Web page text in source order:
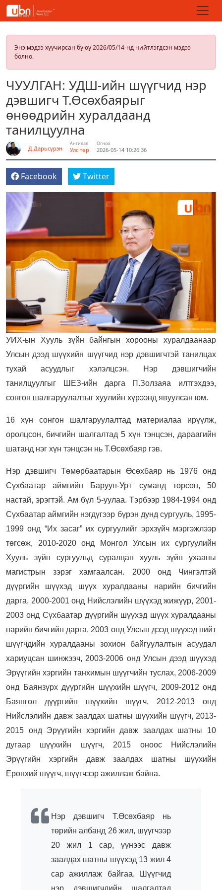
Энэ мэдээ хуучирсан буюу 2026/05/14-нд нийтлэгдсэн мэдээ
болно.
ЧУУЛГАН: УДШ-ийн шүүгчид нэр
дэвшигч Т.Өсөхбаярыг
өнөөдрийн хуралдаанд
танилцуулна
Д.Дарьсүрэн
Ангилал
Улс төр
Огноо
2026-05-14 10:26:36
Facebook Twitter
УИХ-ын Хууль зүйн байнгын хорооны хуралдаанаар
Улсын дээд шүүхийн шүүгчид нэр дэвшигчтэй танилцах
тухай асуудлыг хэлэлцсэн. Нэр дэвшигчийн
танилцуулгыг ШЕЗ-ийн дарга П.Золзаяа илтгэхдээ,
сонгон шалгаруулалтыг хуулийн хүрээнд явуулсан юм.
16 хүн сонгон шалгаруулалтад материалаа ирүүлж,
оролцсон, бичгийн шалгалтад 5 хүн тэнцсэн, дараагийн
шатанд нэг хүн тэнцсэн нь Т.Өсөхбаяр гэв.
Нэр дэвшигч Төмөрбаатарын Өсөхбаяр нь 1976 онд
Сүхбаатар аймгийн Баруун-Урт суманд төрсөн, 50
настай, эрэгтэй. Ам бүл 5-уулаа. Тэрбээр 1984-1994 онд
Сүхбаатар аймгийн нэгдүгээр бүрэн дунд сургууль, 1995-
1999 онд “Их засаг” их сургуулийг эрхзүйч мэргэжлээр
төгсөж, 2010-2020 онд Монгол Улсын их сургуулийн
Хууль зүйн сургуульд суралцан хууль зүйн ухааны
магистрын зэрэг хамгаалсан. 2000 онд Чингэлтэй
дүүргийн шүүхэд шүүх хуралдааны нарийн бичгийн
дарга, 2000-2001 онд Нийслэлийн шүүхэд жижүүр, 2001-
2003 онд Сүхбаатар дүүргийн шүүхэд шүүх хуралдааны
нарийн бичгийн дарга, 2003 онд Улсын дээд шүүхэд нийт
шүүгчдийн хуралдааны зохион байгуулалтын асуудал
хариуцсан шинжээч, 2003-2006 онд Улсын дээд шүүхэд
Эрүүгийн хэргийн танхимын шүүгчийн туслах, 2006-2009
онд Баянзүрх дүүргийн шүүхийн шүүгч, 2009-2012 онд
Баянгол дүүргийн шүүхийн шүүгч, 2012-2013 онд
Нийслэлийн давж заалдах шатны шүүхийн шүүгч, 2013-
2015 онд Эрүүгийн хэргийн давж заалдах шатны 10
дугаар шүүхийн шүүгч, 2015 оноос Нийслэлийн
Эрүүгийн хэргийн давж заалдах шатны шүүхийн
Ерөнхий шүүгч, шүүгчээр ажиллаж байна.
Нэр дэвшигч Т.Өсөхбаяр нь
төрийн албанд 26 жил, шүүгчээр
20 жил 1 сар, үүнээс давж
заалдах шатны шүүхэд 13 жил 4
сар ажиллаж байгаа. Шүүгчид
нэр дэвшигчдийн шалгалтад